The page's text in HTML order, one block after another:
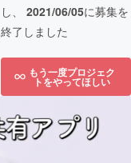
し、 2021/06/05に募集を
終了しました
もう一度プロジェク
トをやってほしい